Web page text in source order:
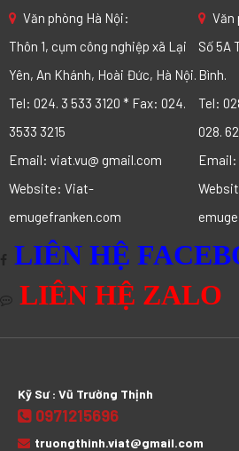
Văn phòng Hà Nội:
Thôn 1, cụm công nghiệp xã Lại
Yên, An Khánh, Hoài Đức, Hà Nội.
Tel: 024. 3 533 3120 * Fax: 024.
3533 3215
Email: viat.vu@ gmail.com
Website: Viat-
emugefranken.com
Văn
Số 5A
Bình.
Tel:
028.
Email:
LIÊN HỆ
LIÊN HỆ ZALO
Kỹ Sư : Vũ Trường Thịnh
0971215696
truongthinh.viat@gmail.com